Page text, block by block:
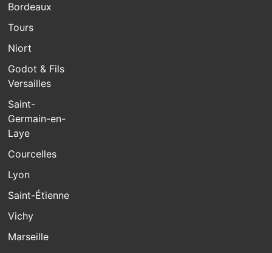
Bordeaux
Tours
Niort
Godot & Fils
Versailles
Saint-
Germain-en-
Laye
Courcelles
Lyon
Saint-Étienne
Vichy
Marseille